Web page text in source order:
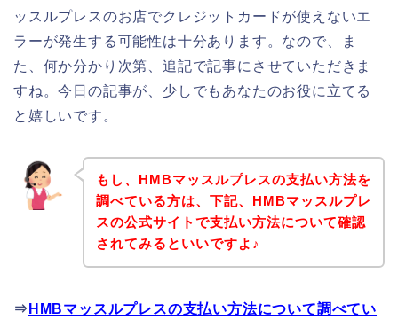
ッスルプレスのお店でクレジットカードが使えないエ
ラーが発生する可能性は十分あります。なので、ま
た、何か分かり次第、追記で記事にさせていただきま
すね。今日の記事が、少しでもあなたのお役に立てる
と嬉しいです。
もし、HMBマッスルプレスの支払い方法を
調べている方は、下記、HMBマッスルプレ
スの公式サイトで支払い方法について確認
されてみるといいですよ♪
⇒ HMBマッスルプレスの支払い方法について調べてい